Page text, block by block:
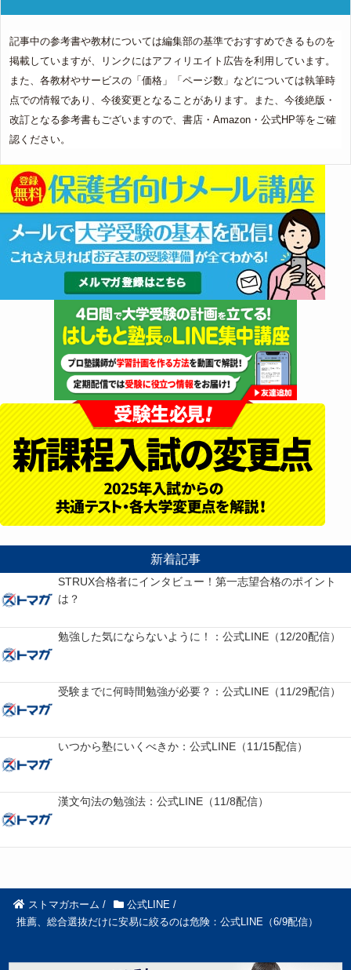
記事中の参考書や教材については編集部の基準でおすすめできるものを
掲載していますが、リンクにはアフィリエイト広告を利用しています。
また、各教材やサービスの「価格」「ページ数」などについては執筆時
点での情報であり、今後変更となることがあります。また、今後絶版・
改訂となる参考書もございますので、書店・Amazon・公式HP等をご確
認ください。
新着記事
STRUX合格者にインタビュー！第一志望合格のポイント
は？
勉強した気にならないように！：公式LINE（12/20配信）
受験までに何時間勉強が必要？：公式LINE（11/29配信）
いつから塾にいくべきか：公式LINE（11/15配信）
漢文句法の勉強法：公式LINE（11/8配信）
ストマガホーム / 公式LINE /
推薦、総合選抜だけに安易に絞るのは危険：公式LINE（6/9配信）